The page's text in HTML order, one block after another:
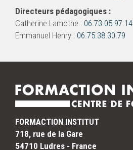
Directeurs pédagogiques :
Catherine Lamothe : 06.73.05.97.14
Emmanuel Henry : 06.75.38.30.79
FORMACTION INSTITUT
718, rue de la Gare
54710 Ludres - France